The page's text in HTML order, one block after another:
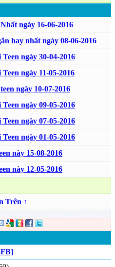
ngày 16-06-2016
hay nhất ngày 08-06-2016
ngày 30-04-2016
ngày 11-05-2016
ngày 10-07-2016
ngày 09-05-2016
ngày 07-05-2016
ngày 01-05-2016
này 15-08-2016
này 12-05-2016
Trên ↑